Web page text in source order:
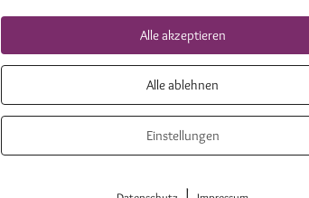
wichtig nehmen gibt
Natur und die gelebte
das Wesentliche im Leben.“
Alle akzeptieren
Alle ablehnen
Einstellungen